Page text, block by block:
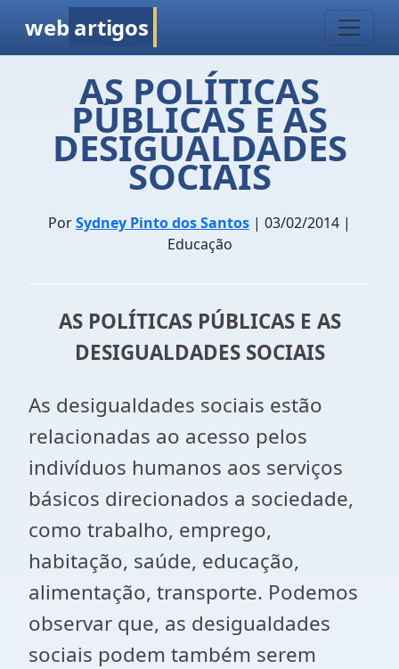
web artigos
AS POLÍTICAS
PÚBLICAS E AS
DESIGUALDADES
SOCIAIS
PorSydney Pinto dos Santos | 03/02/2014 |
Educação
AS POLÍTICAS PÚBLICAS E AS
DESIGUALDADES SOCIAIS
As desigualdades sociais estão
relacionadas ao acesso pelos
indivíduos humanos aos serviços
básicos direcionados a sociedade,
como trabalho, emprego,
habitação, saúde, educação,
alimentação, transporte. Podemos
observar que, as desigualdades
sociais podem também serem